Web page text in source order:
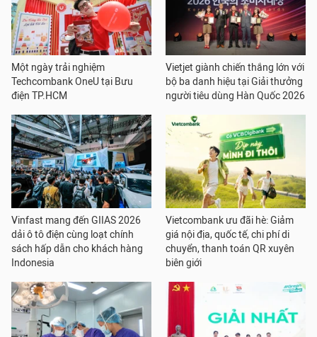
Một ngày trải nghiệm
Techcombank OneU tại Bưu
điện TP.HCM
Vietjet giành chiến thắng lớn với
bộ ba danh hiệu tại Giải thưởng
người tiêu dùng Hàn Quốc 2026
Vinfast mang đến GIIAS 2026
dải ô tô điện cùng loạt chính
sách hấp dẫn cho khách hàng
Indonesia
Vietcombank ưu đãi hè: Giảm
giá nội địa, quốc tế, chi phí di
chuyển, thanh toán QR xuyên
biên giới